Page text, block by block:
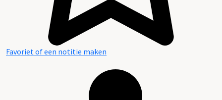
Favoriet of een notitie maken